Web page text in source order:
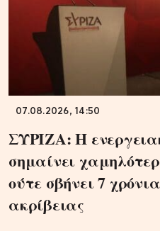
07.08.2026, 14:50
ΣΥΡΙΖΑ: Η
σημαίνει
ούτε σβήνει 7
ακρίβειας